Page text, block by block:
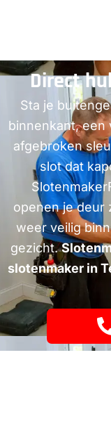
Direct
Sta je
binnenkant, een
afgebroken
slot dat
openen je deur
weer veilig
gezicht.
slotenmaker in